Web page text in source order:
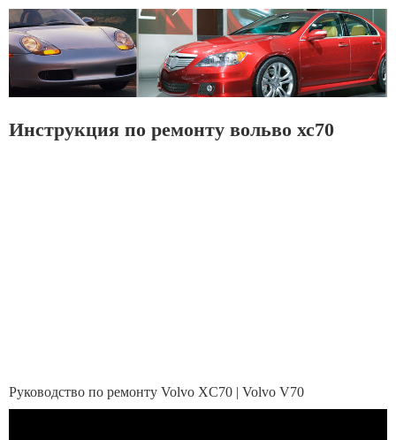
Инструкция по ремонту вольво хс70
Руководство по ремонту Volvo XC70 | Volvo V70